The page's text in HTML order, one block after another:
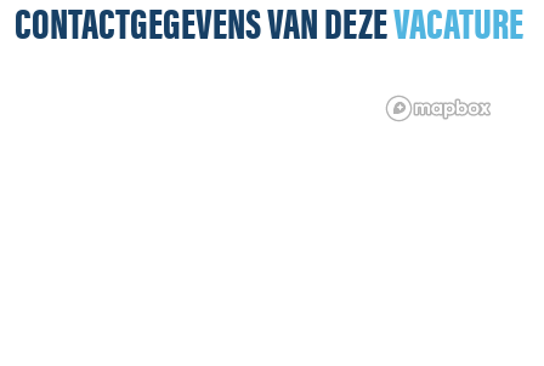
CONTACTGEGEVENS VAN DEZEVACATURE